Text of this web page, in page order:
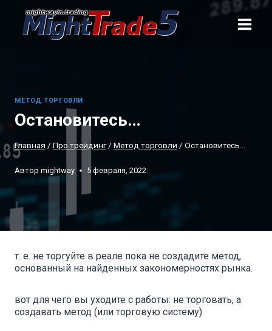
содержанию
МЕТОД ТОРГОВЛИ
Остановитесь…
Главная / Про трейдинг / Метод торговли / Остановитесь…
Автор mightway 5 февраля, 2022
т. е. не торгуйте в реале пока не создадите метод,
основанный на найденных закономерностях рынка.
вот для чего вы уходите с работы: не торговать, а
создавать метод (или торговую систему).